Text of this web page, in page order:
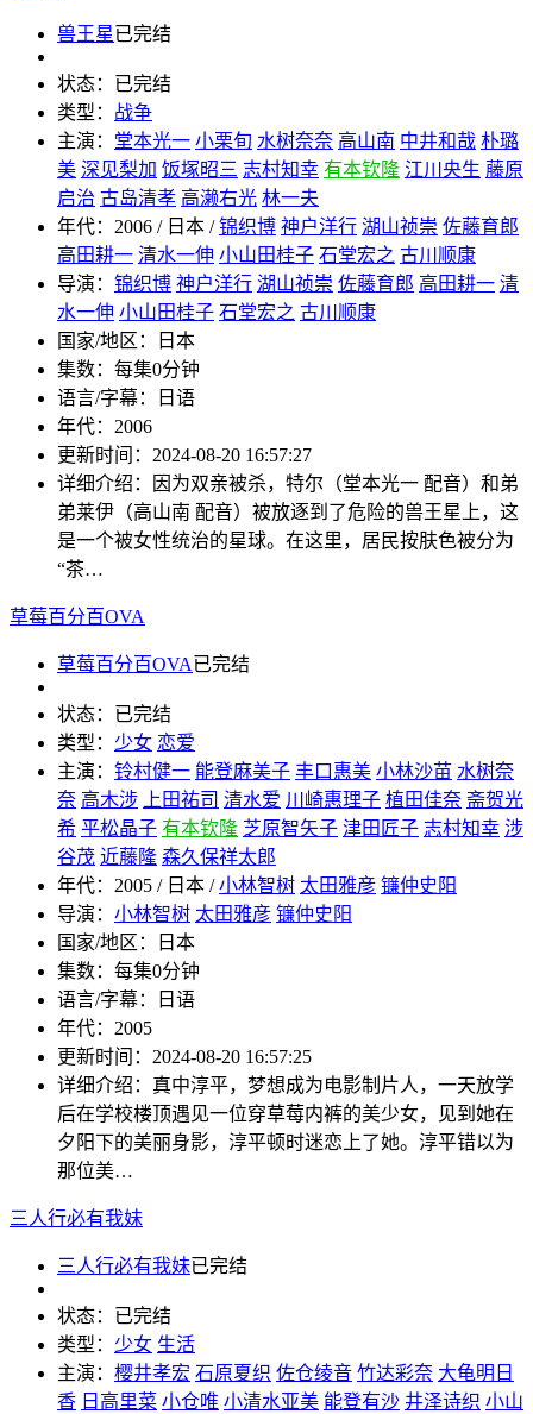
兽王星已完结
状态： 已完结
类型： 战争
主演： 堂本光一 小栗旬 水树奈奈 高山南 中井和哉 朴璐
美 深见梨加 饭塚昭三 志村知幸 有本钦隆 江川央生 藤原
启治 古岛清孝 高濑右光 林一夫
年代： 2006 / 日本 /锦织博 神户洋行 湖山祯崇 佐藤育郎
高田耕一 清水一伸 小山田桂子 石堂宏之 古川顺康
导演： 锦织博 神户洋行 湖山祯崇 佐藤育郎 高田耕一 清
水一伸 小山田桂子 石堂宏之 古川顺康
国家/地区：
日本
集数： 每集0分钟
语言/字幕：
日语
年代： 2006
更新时间： 2024-08-20 16:57:27
详细介绍：
因为双亲被杀，特尔（堂本光一 配音）和弟
弟莱伊（高山南 配音）被放逐到了危险的兽王星上，这
是一个被女性统治的星球。在这里，居民按肤色被分为
“茶…
草莓百分百OVA
草莓百分百OVA已完结
状态： 已完结
类型： 少女 恋爱
主演： 铃村健一 能登麻美子 丰口惠美 小林沙苗 水树奈
奈 高木涉 上田祐司 清水爱 川崎惠理子 植田佳奈 斋贺光
希 平松晶子 有本钦隆 芝原智矢子 津田匠子 志村知幸 涉
谷茂 近藤隆 森久保祥太郎
年代： 2005 / 日本 /小林智树 太田雅彦 镰仲史阳
导演： 小林智树 太田雅彦 镰仲史阳
国家/地区：
日本
集数： 每集0分钟
语言/字幕：
日语
年代： 2005
更新时间： 2024-08-20 16:57:25
详细介绍： 真中淳平，梦想成为电影制片人，一天放学
后在学校楼顶遇见一位穿草莓内裤的美少女，见到她在
夕阳下的美丽身影，淳平顿时迷恋上了她。淳平错以为
那位美…
三人行必有我妹
三人行必有我妹已完结
状态： 已完结
类型： 少女 生活
主演： 樱井孝宏 石原夏织 佐仓绫音 竹达彩奈 大龟明日
香 日高里菜 小仓唯 小清水亚美 能登有沙 井泽诗织 小山